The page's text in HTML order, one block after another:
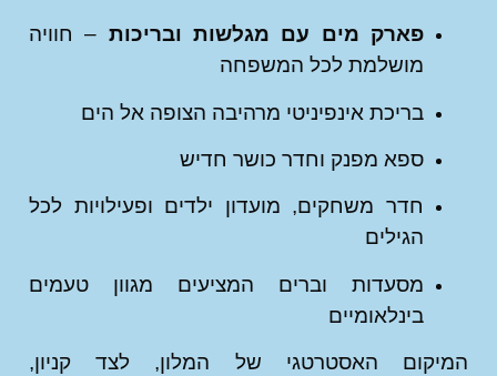
פארק מים עם מגלשות ובריכות– חוויה
מושלמת לכל המשפחה
בריכת אינפיניטי מרהיבה הצופה אל הים
ספא מפנק וחדר כושר חדיש
חדר משחקים, מועדון ילדים ופעילויות לכל
הגילים
מסעדות וברים המציעים מגוון טעמים
בינלאומיים
האסטרטגי של המלון, לצד קניון,